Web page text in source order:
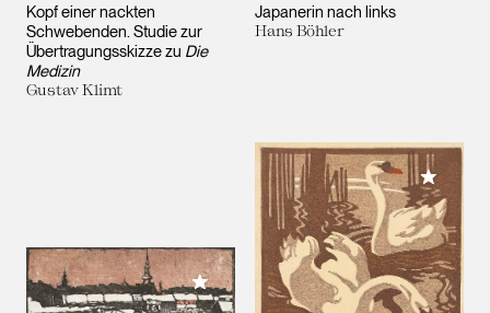
Kopf einer nackten
Schwebenden. Studie zur
Übertragungsskizze zu Die
Medizin
Gustav Klimt
Japanerin nach links
Hans Böhler
Meiner Sammlung hinzufügen
Meiner